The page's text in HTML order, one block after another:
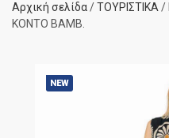
Αρχική σελίδα/ΤΟΥΡΙΣΤΙΚΑ/
ΚΟΝΤΟ ΒΑΜΒ.
NEW